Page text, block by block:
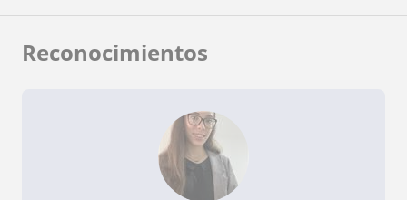
Reconocimientos